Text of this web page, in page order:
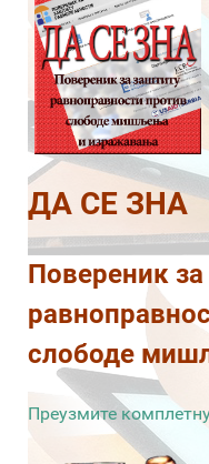
ДА СЕ ЗНА
Повереник
слободе
Преузмите